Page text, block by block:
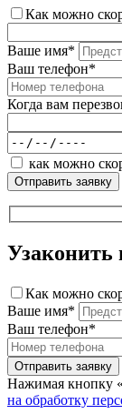
Как можно
Ваше имя*
Ваш телефон*
Когда вам
как можно
Узаконить
Как можно
Ваше имя*
Ваш телефон*
Нажимая кнопку
на обработку